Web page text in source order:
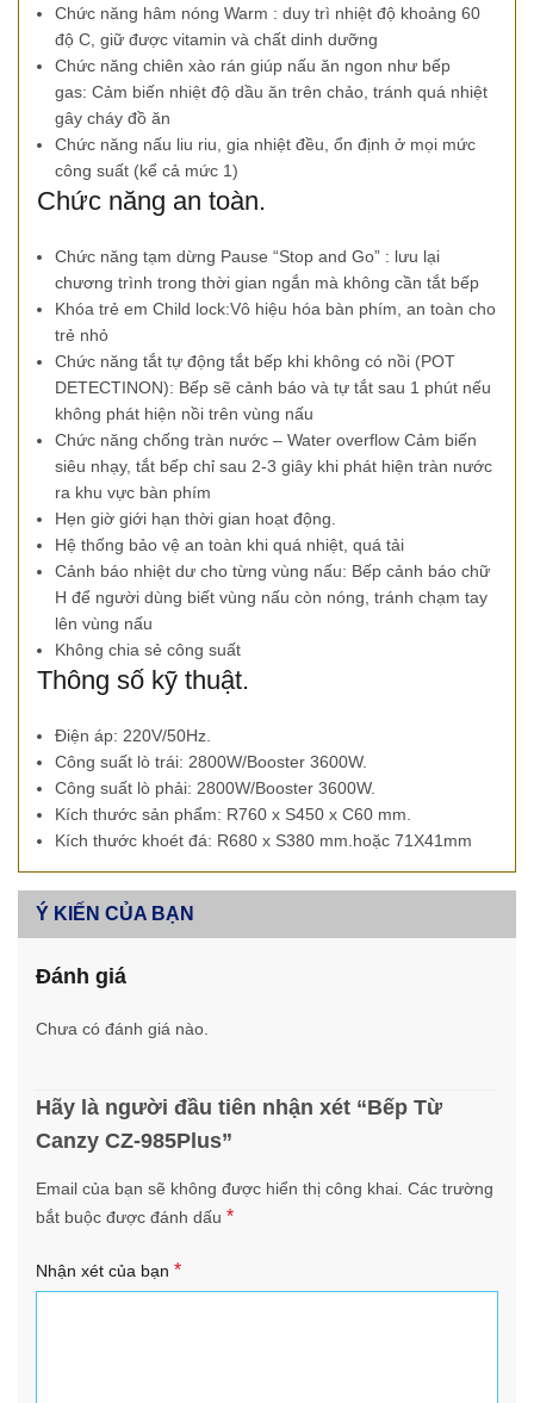
Chức năng hâm nóng Warm : duy trì nhiệt độ khoảng 60
độ C, giữ được vitamin và chất dinh dưỡng
Chức năng chiên xào rán giúp nấu ăn ngon như bếp
gas: Cảm biến nhiệt độ dầu ăn trên chảo, tránh quá nhiệt
gây cháy đồ ăn
Chức năng nấu liu riu, gia nhiệt đều, ổn định ở mọi mức
công suất (kể cả mức 1)
Chức năng an toàn.
Chức năng tạm dừng Pause “Stop and Go” : lưu lại
chương trình trong thời gian ngắn mà không cần tắt bếp
Khóa trẻ em Child lock:Vô hiệu hóa bàn phím, an toàn cho
trẻ nhỏ
Chức năng tắt tự động tắt bếp khi không có nồi (POT
DETECTINON): Bếp sẽ cảnh báo và tự tắt sau 1 phút nếu
không phát hiện nồi trên vùng nấu
Chức năng chống tràn nước – Water overflow Cảm biến
siêu nhạy, tắt bếp chỉ sau 2-3 giây khi phát hiện tràn nước
ra khu vực bàn phím
Hẹn giờ giới hạn thời gian hoạt động.
Hệ thống bảo vệ an toàn khi quá nhiệt, quá tải
Cảnh báo nhiệt dư cho từng vùng nấu: Bếp cảnh báo chữ
H để người dùng biết vùng nấu còn nóng, tránh chạm tay
lên vùng nấu
Không chia sẻ công suất
Thông số kỹ thuật.
Điện áp: 220V/50Hz.
Công suất lò trái: 2800W/Booster 3600W.
Công suất lò phải: 2800W/Booster 3600W.
Kích thước sản phẩm: R760 x S450 x C60 mm.
Kích thước khoét đá: R680 x S380 mm.hoặc 71X41mm
Ý KIẾN CỦA BẠN
Đánh giá
Chưa có đánh giá nào.
Hãy là người đầu tiên nhận xét “Bếp Từ
Canzy CZ-985Plus”
Email của bạn sẽ không được hiển thị công khai. Các trường
bắt buộc được đánh dấu *
Nhận xét của bạn *